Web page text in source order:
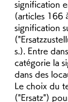
signification
(articles 166
signification
s.). Entre
catégorie la
dans des
Le choix du
("Ersatz")